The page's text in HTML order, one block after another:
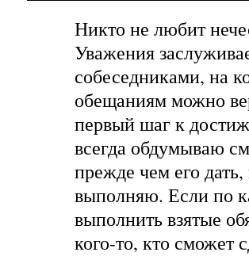
Никто не любит
Уважения
собеседниками, на
обещаниям можно
первый шаг к
всегда обдумываю
прежде чем его дать,
выполняю. Если по
выполнить взятые
кого-то, кто сможет